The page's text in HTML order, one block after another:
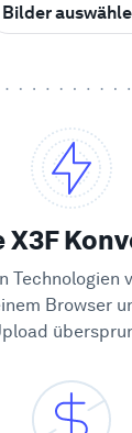
Bilder
X3F
Technologien
Browser